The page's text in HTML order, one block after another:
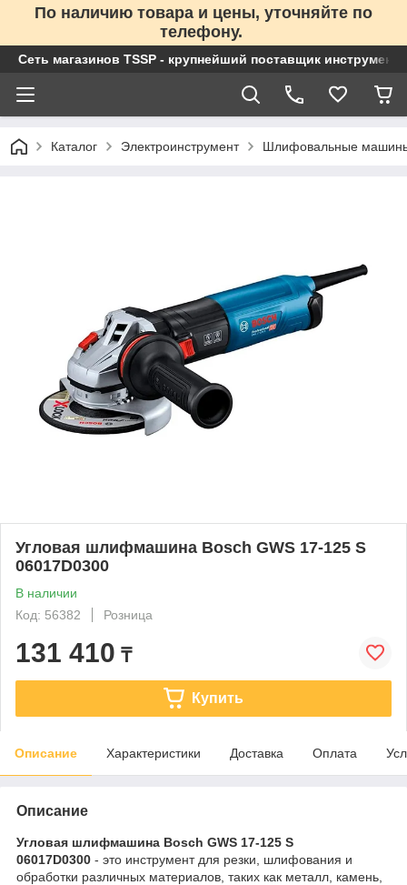
По наличию товара и цены, уточняйте по
телефону.
Сеть магазинов TSSP - крупнейший поставщик
Каталог Электроинструмент Шлифовальные
Угловая шлифмашина Bosch GWS 17-125 S
06017D0300
В наличии
Код: 56382
Розница
131 410 ₸
Купить
Описание Характеристики Доставка Оплата
Описание
Угловая шлифмашина Bosch GWS 17-125 S
06017D0300 - это инструмент для резки, шлифования и
обработки различных материалов, таких как металл, камень,